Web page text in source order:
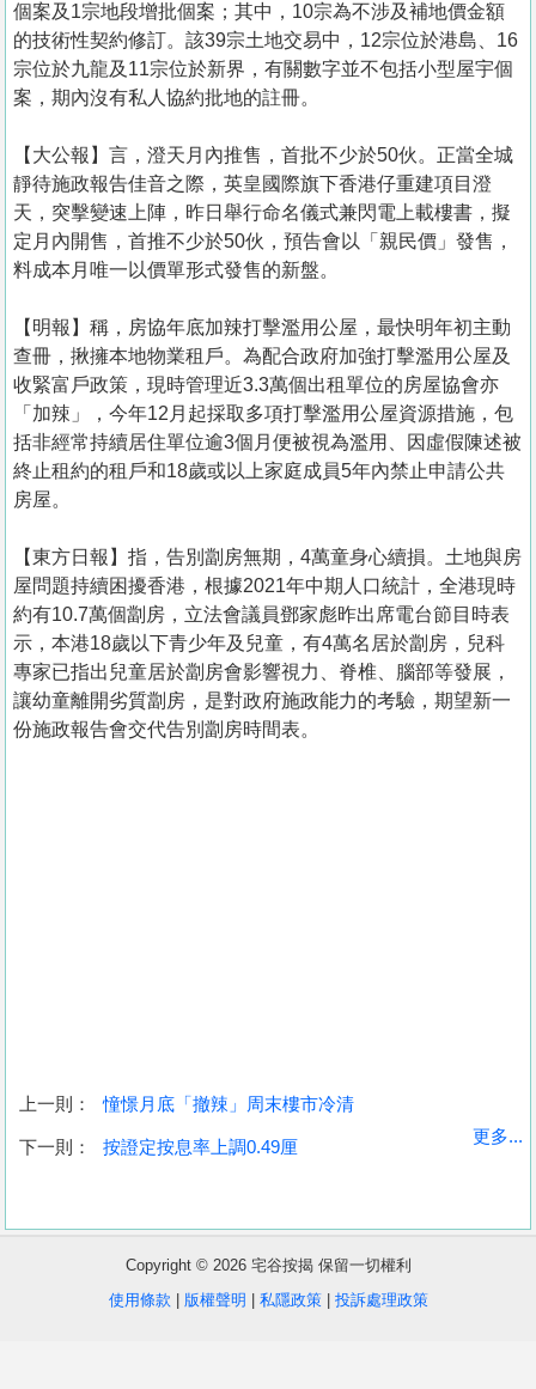
收
盤
個案及1宗地段增批個案；其中，10宗為不涉及補地價金額
的技術性契約修訂。該39宗土地交易中，12宗位於港島、16
宗位於九龍及11宗位於新界，有關數字並不包括小型屋宇個
案，期內沒有私人協約批地的註冊。
【大公報】言， 澄天月內推售，首批不少於50伙。正當全城
靜待施政報告佳音之際，英皇國際旗下香港仔重建項目澄
天，突擊變速上陣，昨日舉行命名儀式兼閃電上載樓書，擬
定月內開售，首推不少於50伙，預告會以「親民價」發售，
料成本月唯一以價單形式發售的新盤。
【明報】稱，房協年底加辣打擊濫用公屋，最快明年初主動
查冊，揪擁本地物業租戶。為配合政府加強打擊濫用公屋及
收緊富戶政策，現時管理近3.3萬個出租單位的房屋協會亦
「加辣」，今年12月起採取多項打擊濫用公屋資源措施，包
括非經常持續居住單位逾3個月便被視為濫用、因虛假陳述被
終止租約的租戶和18歲或以上家庭成員5年內禁止申請公共
房屋。
【東方日報】指，告別劏房無期，4萬童身心續損。土地與房
屋問題持續困擾香港，根據2021年中期人口統計，全港現時
約有10.7萬個劏房，立法會議員鄧家彪昨出席電台節目時表
示，本港18歲以下青少年及兒童，有4萬名居於劏房，兒科
專家已指出兒童居於劏房會影響視力、脊椎、腦部等發展，
讓幼童離開劣質劏房，是對政府施政能力的考驗，期望新一
份施政報告會交代告別劏房時間表。
上一則： 憧憬月底「撤辣」周末樓市冷清
下一則： 按證定按息率上調0.49厘
更多...
Copyright © 2026 宅谷按揭 保留一切權利
使用條款
版權聲明 私隱政策| 投訴處理政策